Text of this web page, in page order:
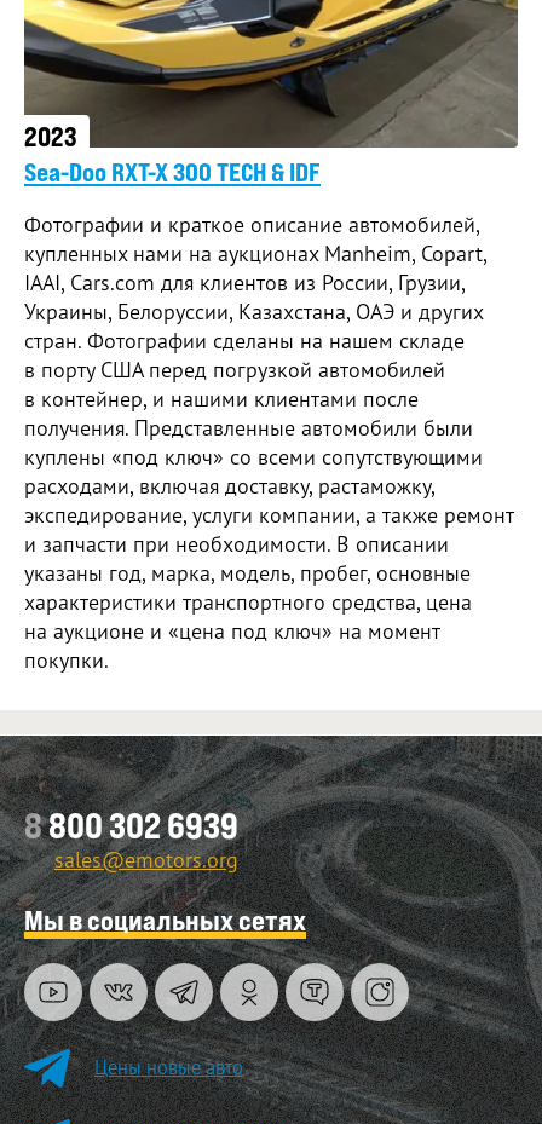
Оставить заявку
2023
Sea-Doo RXT-X 300 TECH & IDF
Фотографии и краткое описание автомобилей,
купленных нами на аукционах Manheim, Copart,
IAAI, Cars.com для клиентов из России, Грузии,
Украины, Белоруссии, Казахстана, ОАЭ и других
стран. Фотографии сделаны на нашем складе
в порту США перед погрузкой автомобилей
в контейнер, и нашими клиентами после
получения. Представленные автомобили были
куплены «под ключ» со всеми сопутствующими
расходами, включая доставку, растаможку,
экспедирование, услуги компании, а также ремонт
и запчасти при необходимости. В описании
указаны год, марка, модель, пробег, основные
характеристики транспортного средства, цена
на аукционе и «цена под ключ» на момент
покупки.
8800 302 6939
sales@emotors.org
Мы в социальных сетях
Цены новые авто